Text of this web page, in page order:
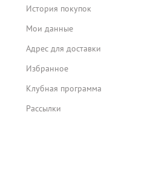
История покупок
Мои данные
Адрес для доставки
Избранное
Клубная программа
Рассылки